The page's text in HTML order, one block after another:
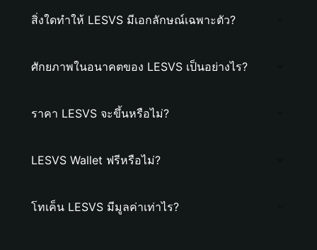
สิ่งใดทำให้ LESVS มีเอกลักษณ์เฉพาะตัว?
ศักยภาพในอนาคตของ LESVS เป็นอย่างไร?
ราคา LESVS จะขึ้นหรือไม่?
LESVS Wallet ฟรีหรือไม่?
โทเค็น LESVS มีมูลค่าเท่าไร?